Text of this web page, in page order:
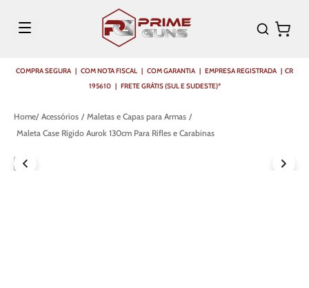
COMPRA SEGURA | COM NOTA FISCAL | COM GARANTIA | EMPRESA REGISTRADA | CR
195610 | FRETE GRÁTIS (SUL E SUDESTE)*
Acessórios
Maletas e Capas para Armas
Maleta Case Rígido Aurok 130cm Para Rifles e Carabinas